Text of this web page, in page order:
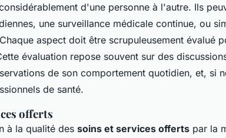
d'une personne à l'autre. Ils
une surveillance médicale continue, ou
aspect doit être scrupuleusement évalué
évaluation repose souvent sur des
de son comportement quotidien, et, si
de santé.
offerts
à la qualité des soins et services offerts par la